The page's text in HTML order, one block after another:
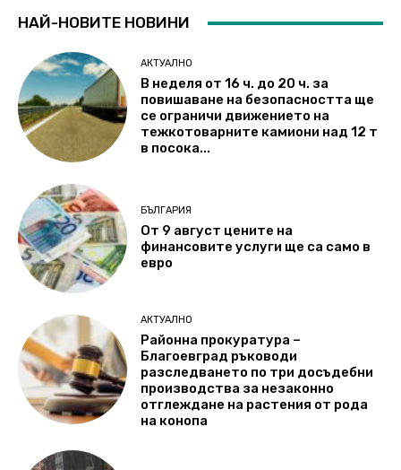
НАЙ-НОВИТЕ НОВИНИ
АКТУАЛНО
В неделя от 16 ч. до 20 ч. за
повишаване на безопасността ще
се ограничи движението на
тежкотоварните камиони над 12 т
в посока...
БЪЛГАРИЯ
От 9 август цените на
финансовите услуги ще са само в
евро
АКТУАЛНО
Районна прокуратура –
Благоевград ръководи
разследването по три досъдебни
производства за незаконно
отглеждане на растения от рода
на конопа